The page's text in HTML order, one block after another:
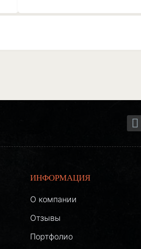
ИНФОРМАЦИЯ
О компании
Отзывы
Портфолио